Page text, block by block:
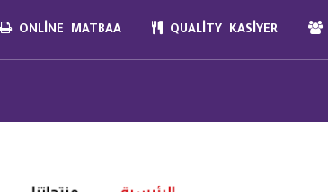
ONLINE MATBAA QUALITY KASIYER